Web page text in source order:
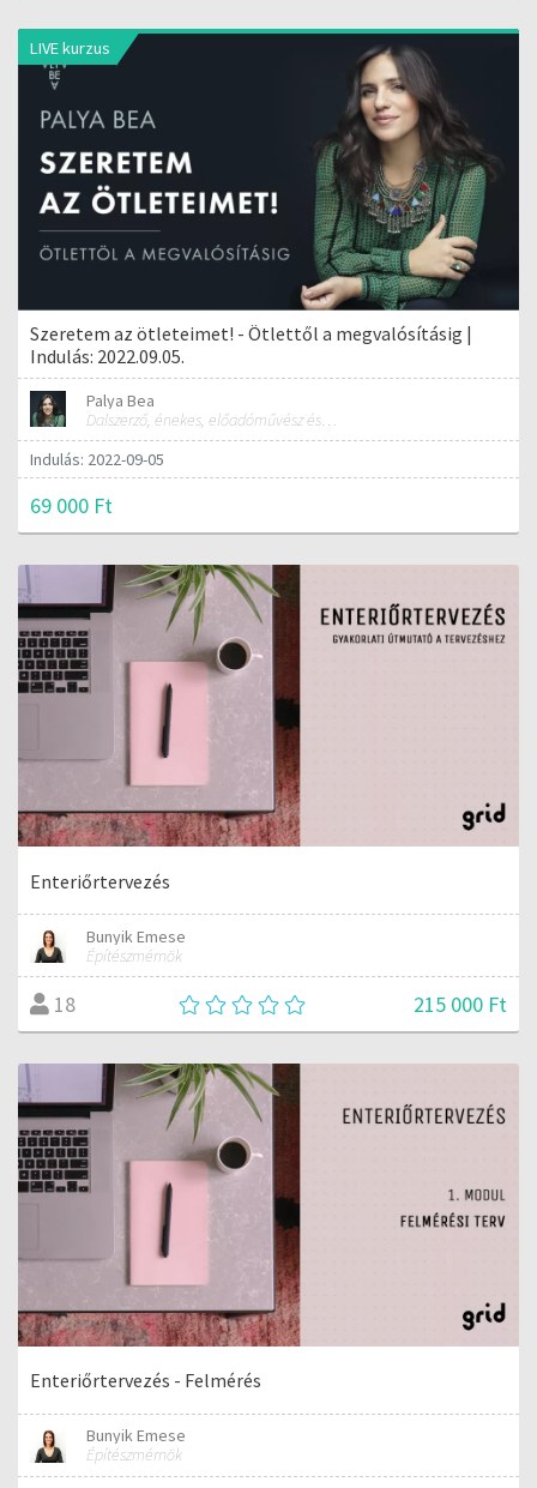
LIVE kurzus
Szeretem az ötleteimet! - Ötlettől a megvalósításig |
Indulás: 2022.09.05.
Palya Bea
Dalszerző, énekes, előadóművész és tréner
Indulás: 2022-09-05
69 000 Ft
Enteriőrtervezés
Bunyik Emese
Építészmérnök
18 215 000 Ft
Enteriőrtervezés - Felmérés
Bunyik Emese
Építészmérnök